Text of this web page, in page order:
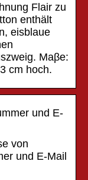
Flair zu
enthält
eisblaue
Maβe:
cm hoch.
und E-
von
und E-Mail